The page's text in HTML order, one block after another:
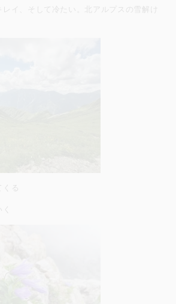
レイ、そして冷たい。北アルプスの雪解け
る